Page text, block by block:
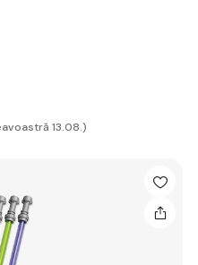
13.08.)